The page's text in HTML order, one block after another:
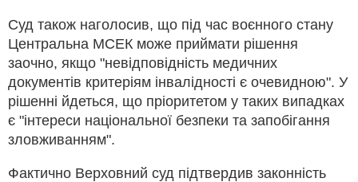
Суд також наголосив, що під час воєнного стану
Центральна МСЕК може приймати рішення
заочно, якщо "невідповідність медичних
документів критеріям інвалідності є очевидною". У
рішенні йдеться, що пріоритетом у таких випадках
є "інтереси національної безпеки та запобігання
зловживанням".
Фактично Верховний суд підтвердив законність